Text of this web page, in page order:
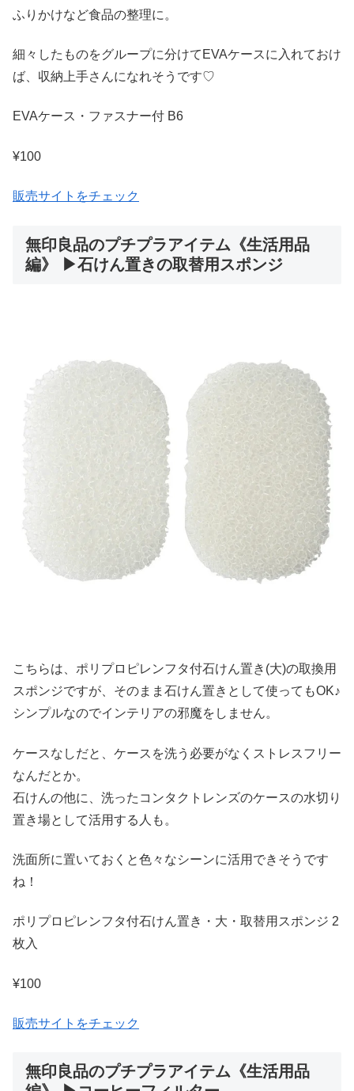
ふりかけなど食品の整理に。
細々したものをグループに分けてEVAケースに入れておけ
ば、収納上手さんになれそうです♡
EVAケース・ファスナー付 B6
¥100
販売サイトをチェック
無印良品のプチプラアイテム《生活用品
編》 ▶石けん置きの取替用スポンジ
こちらは、ポリプロピレンフタ付石けん置き(大)の取換用
スポンジですが、そのまま石けん置きとして使ってもOK♪
シンプルなのでインテリアの邪魔をしません。
ケースなしだと、ケースを洗う必要がなくストレスフリー
なんだとか。
石けんの他に、洗ったコンタクトレンズのケースの水切り
置き場として活用する人も。
洗面所に置いておくと色々なシーンに活用できそうです
ね！
ポリプロピレンフタ付石けん置き・大・取替用スポンジ 2
枚入
¥100
販売サイトをチェック
無印良品のプチプラアイテム《生活用品